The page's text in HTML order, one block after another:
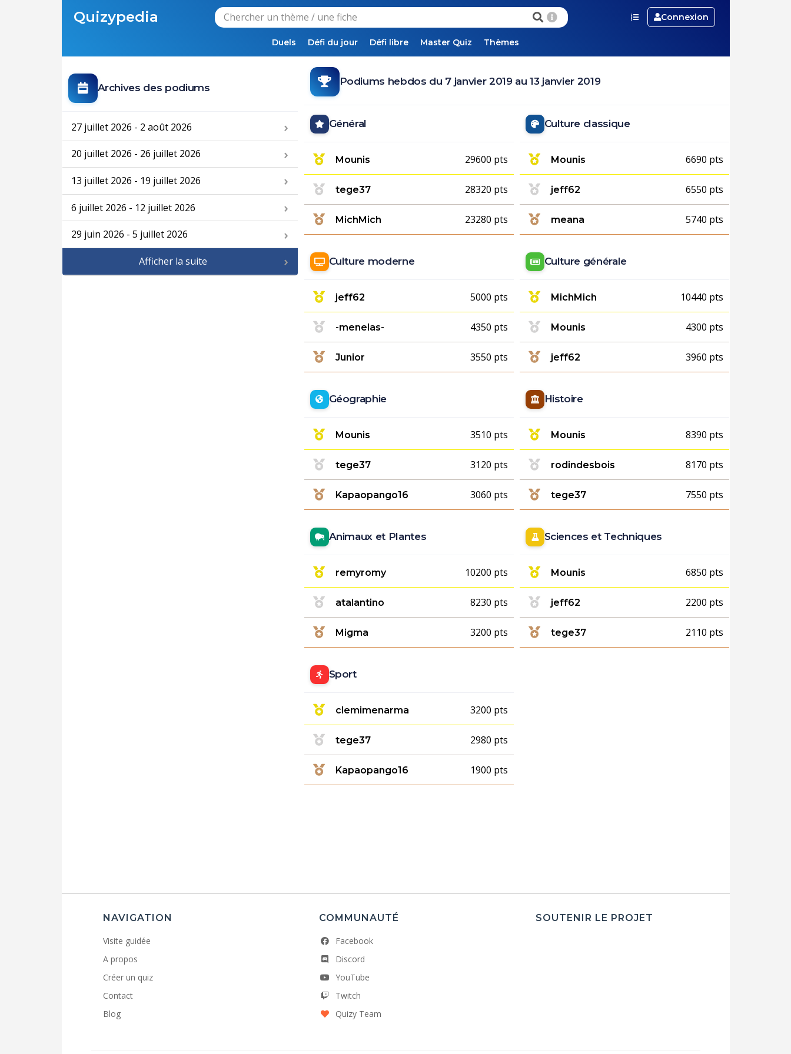
Quizypedia Connexion
Duels Défi du jour Défi libre Master Quiz Thèmes
Archives des podiums
27 juillet 2026 - 2 août 2026
20 juillet 2026 - 26 juillet 2026
13 juillet 2026 - 19 juillet 2026
6 juillet 2026 - 12 juillet 2026
29 juin 2026 - 5 juillet 2026
Afficher la suite
Podiums hebdos du 7 janvier 2019 au 13 janvier 2019
Général
Mounis 29600 pts
tege37 28320 pts
MichMich 23280 pts
Culture classique
Mounis 6690 pts
jeff62 6550 pts
meana 5740 pts
Culture moderne
jeff62 5000 pts
-menelas- 4350 pts
Junior 3550 pts
Culture générale
MichMich 10440 pts
Mounis 4300 pts
jeff62 3960 pts
Géographie
Mounis 3510 pts
tege37 3120 pts
Kapaopango16 3060 pts
Histoire
Mounis 8390 pts
rodindesbois 8170 pts
tege37 7550 pts
Animaux et Plantes
remyromy 10200 pts
atalantino 8230 pts
Migma 3200 pts
Sciences et Techniques
Mounis 6850 pts
jeff62 2200 pts
tege37 2110 pts
Sport
clemimenarma 3200 pts
tege37 2980 pts
Kapaopango16 1900 pts
NAVIGATION
Visite guidée
A propos
Créer un quiz
Contact
Blog
COMMUNAUTÉ
Facebook
Discord
YouTube
Twitch
Quizy Team
SOUTENIR LE PROJET